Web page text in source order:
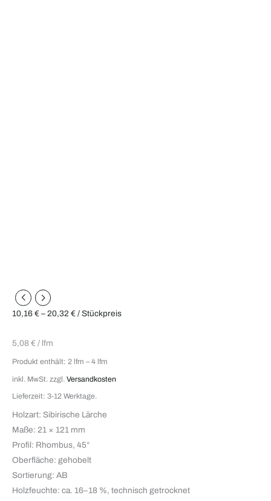
10,16 € – 20,32 € / Stückpreis
5,08 € / lfm
Produkt enthält: 2 lfm – 4 lfm
inkl. MwSt. zzgl. Versandkosten
Lieferzeit: 3-12 Werktage.
Holzart: Sibirische Lärche
Maße: 21 × 121 mm
Profil: Rhombus, 45°
Oberfläche: gehobelt
Sortierung: AB
Holzfeuchte: ca. 16–18 %, technisch getrocknet